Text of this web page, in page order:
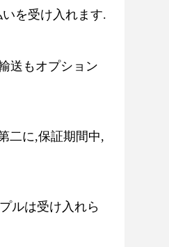
を受け入れます.
送もオプション
二に,保証期間中,
ルは受け入れら